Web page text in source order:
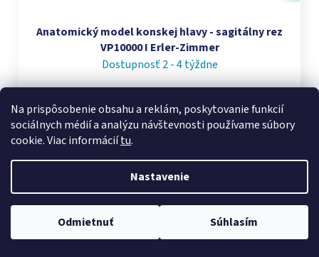
Na prispôsobenie obsahu a reklám, poskytovanie funkcií
sociálnych médií a analýzu návštevnosti používame súbory
cookie. Viac informáciítu.
Nastavenie
Odmietnuť Súhlasím
Anatomický model konskej hlavy - sagitálny rez
VP10000 I Erler-Zimmer
Dostupnosť 2 - 4 týždne